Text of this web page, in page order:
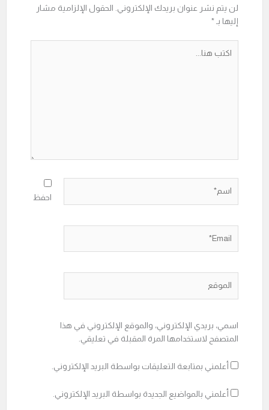
لن يتم نشر عنوان بريدك الإلكتروني. الحقول الإلزامية مشار
إليها بـ *
احفظ
اسمي، بريدي الإلكتروني، والموقع الإلكتروني في هذا
المتصفح لاستخدامها المرة المقبلة في تعليقي.
أعلمني بمتابعة التعليقات بواسطة البريد الإلكتروني.
أعلمني بالمواضيع الجديدة بواسطة البريد الإلكتروني.